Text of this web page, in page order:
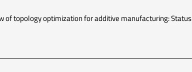
of topology optimization for additive manufacturing: